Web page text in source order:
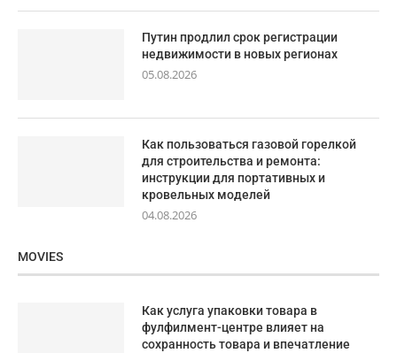
Путин продлил срок регистрации
недвижимости в новых регионах
05.08.2026
Как пользоваться газовой горелкой
для строительства и ремонта:
инструкции для портативных и
кровельных моделей
04.08.2026
MOVIES
Как услуга упаковки товара в
фулфилмент-центре влияет на
сохранность товара и впечатление